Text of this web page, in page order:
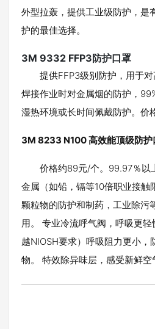
外型拉轰，提供工业级防护，是
护的最佳选择。
3M 9332 FFP3防护口罩
提供FFP3级别防护，用于
焊接作业时对金属烟的防护，
湿热环境或长时间佩戴防护。价
3M 8233 N100 高效能顶级防护
价格约89元/个。99.97％以
金属（如铅，镉等10倍职业接触
颗粒物的防护和制药，工业除污
用。 专业冷流呼气阀，呼吸更
越NIOSH要求）呼吸阻力更小，
物。 特效除异味层，感受新鲜空